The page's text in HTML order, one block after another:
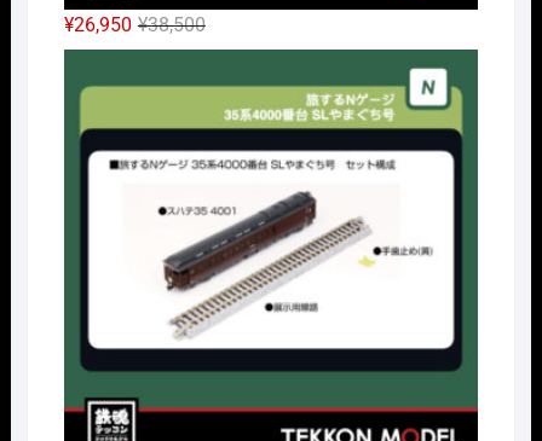
¥38,500元
の
価
¥38,500
し
た。
¥26,950
現
在
の
は
で
す。